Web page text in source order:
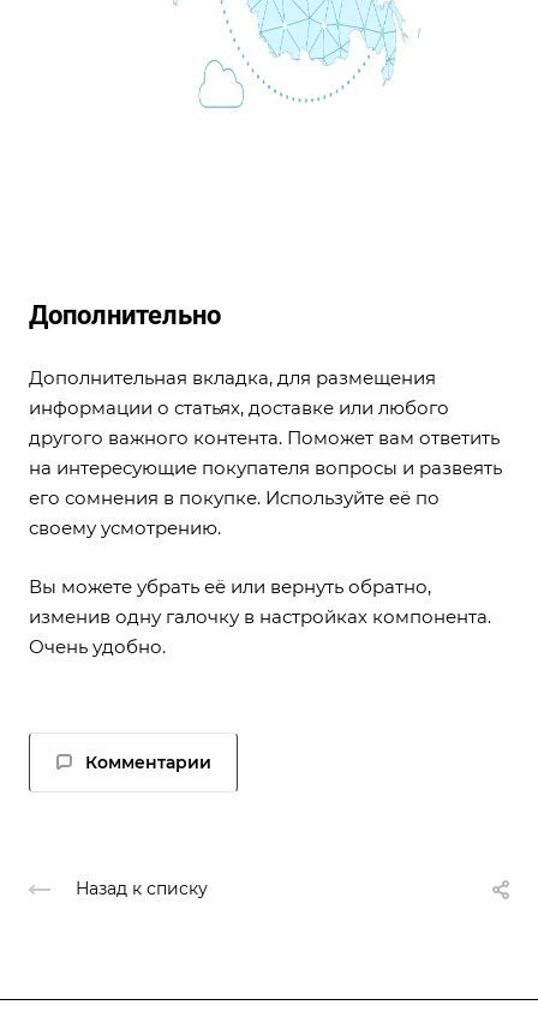
Дополнительно
Дополнительная вкладка, для размещения
информации о статьях, доставке или любого
другого важного контента. Поможет вам ответить
на интересующие покупателя вопросы и развеять
его сомнения в покупке. Используйте её по
своему усмотрению.
Вы можете убрать её или вернуть обратно,
изменив одну галочку в настройках компонента.
Очень удобно.
Комментарии
Назад к списку